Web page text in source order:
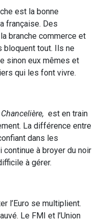
est la bonne
française. Des
branche commerce et
bloquent tout. Ils ne
sinon eux mêmes et
qui les font vivre.
est en train
La différence entre
dans les
à broyer du noir
à gérer.
l’Euro se multiplient.
Le FMI et l’Union